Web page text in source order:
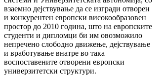
взаем­но дејствување да се изгради отворен
и конку­рентен европски високообразовен
простор до 2010 година, што на европските
студенти и дип­ломци би им овозможило
непречено сло­бод­но движење, дејствување
и вработување внатре во така
воспоставените отворени европ­ски
универзитетски структури.